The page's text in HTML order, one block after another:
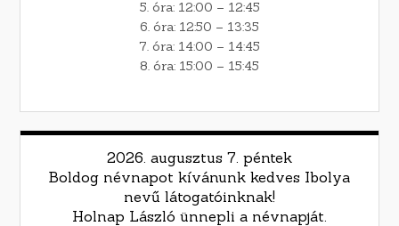
5. óra: 12:00 – 12:45
6. óra: 12:50 – 13:35
7. óra: 14:00 – 14:45
8. óra: 15:00 – 15:45
2026. augusztus 7. péntek
Boldog névnapot kívánunk kedves Ibolya
nevű látogatóinknak!
Holnap László ünnepli a névnapját.